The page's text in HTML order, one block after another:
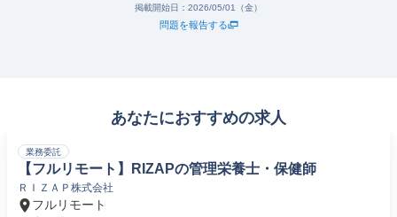
掲載開始日： 2026/05/01（金）
問題を報告する
あなたにおすすめの求人
業務委託
【フルリモート】RIZAPの管理栄養士・保健師
ＲＩＺＡＰ株式会社
フルリモート